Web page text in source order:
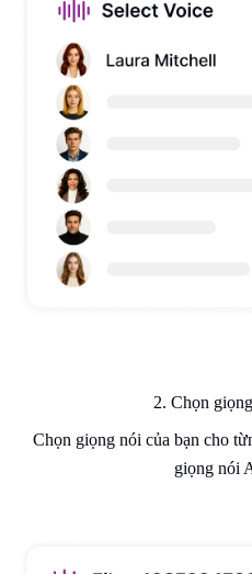
2. Chọn
Chọn giọng nói của bạn cho
giọng nói